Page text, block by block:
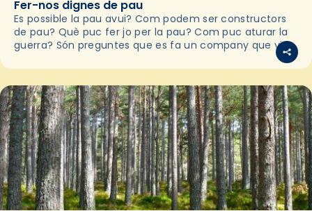
Fer-nos dignes de pau
Es possible la pau avui? Com podem ser constructors
de pau? Què puc fer jo per la pau? Com puc aturar la
guerra? Són preguntes que es fa un company que viu…